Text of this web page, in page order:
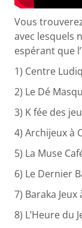
Vous
avec lesquels
espérant que
1) Centre
2) Le Dé
3) K fée des
4) Archijeux à
5) La Muse
6) Le Dernier
7) Baraka
8) L’Heure du